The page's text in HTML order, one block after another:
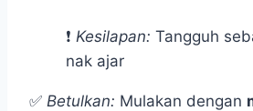
❗ Kesilapan: Tangguh
nak ajar
✅ Betulkan: Mulakan dengan